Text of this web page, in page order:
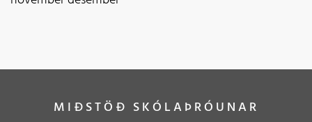
MIÐSTÖÐ SKÓLAÞRÓUNAR